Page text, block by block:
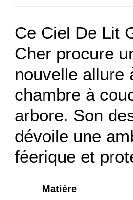
Cher
Ce Ciel De Lit
Cher procure
nouvelle allure
chambre à
arbore. Son
dévoile une
féerique et
Matière